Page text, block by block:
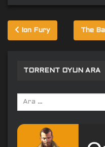
Yazı
gezinmesi
Ion Fury The
TORRENT OYUN ARA
Arama
yap: